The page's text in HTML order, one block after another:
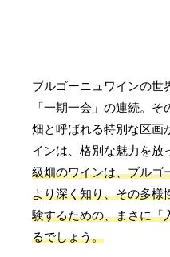
ブルゴーニュワインの世
「一期一会」の連続。そ
畑と呼ばれる特別な区画
インは、格別な魅力を放
級畑のワインは、ブルゴ
より深く知り、その多様
験するための、まさに「
るでしょう。